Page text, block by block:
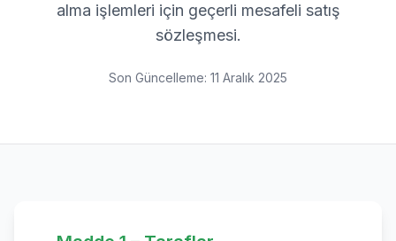
alma işlemleri için geçerli mesafeli satış
sözleşmesi.
Son Güncelleme: 11 Aralık 2025